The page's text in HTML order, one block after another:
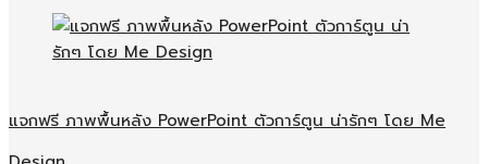
แจกฟรี ภาพพื้นหลัง PowerPoint ตัวการ์ตูน น่ารักๆ โดย Me